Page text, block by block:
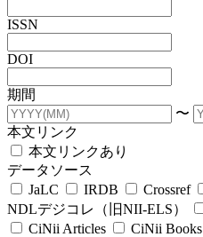
ISSN
DOI
期間
〜
本文リンク
本文リンクあり
データソース
JaLC
IRDB Crossref
NDLデジコレ（旧NII-ELS）
CiNii Articles
CiNii Books